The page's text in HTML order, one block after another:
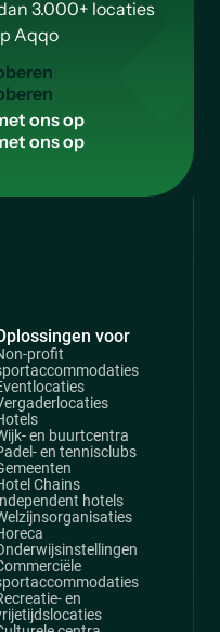
3.000+ locaties
Aqqo
beren
etonsop
voor
profit
en buurtcentra
en tennisclubs
Chains
hotels
en